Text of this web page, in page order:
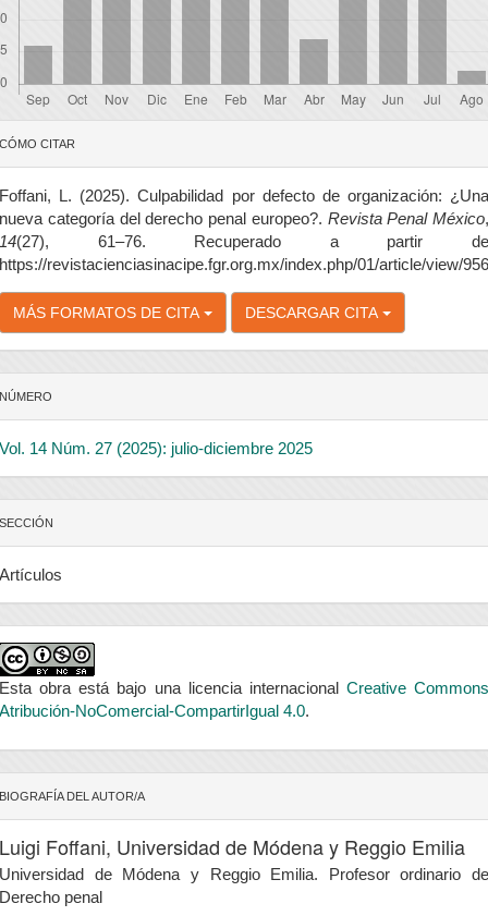
CÓMO CITAR
Foffani, L. (2025). Culpabilidad por defecto de organización: ¿Una
nueva categoría del derecho penal europeo?. Revista Penal México,
14(27), 61–76. Recuperado a partir de
https://revistacienciasinacipe.fgr.org.mx/index.php/01/article/view/956
MÁS FORMATOS DE CITA DESCARGAR CITA
NÚMERO
Vol. 14 Núm. 27 (2025): julio-diciembre 2025
SECCIÓN
Artículos
Esta obra está bajo una licencia internacional Creative Commons
Atribución-NoComercial-CompartirIgual 4.0.
BIOGRAFÍA DEL AUTOR/A
Luigi Foffani, Universidad de Módena y Reggio Emilia
Universidad de Módena y Reggio Emilia. Profesor ordinario de
Derecho penal